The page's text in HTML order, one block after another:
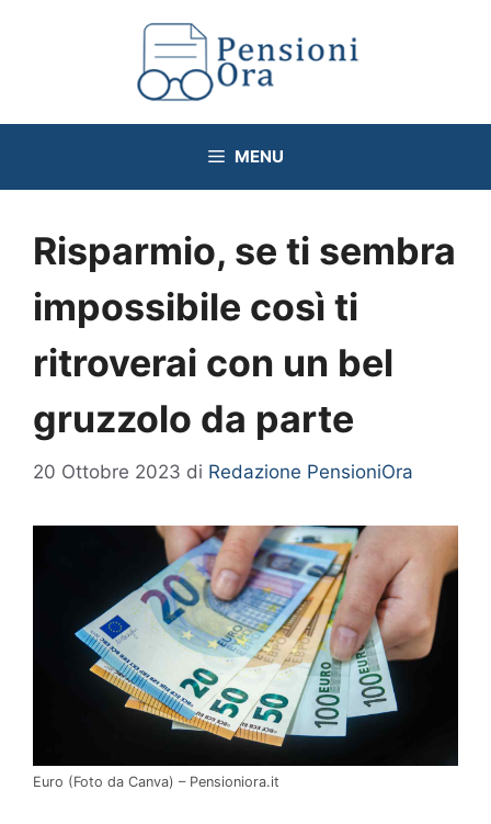
MENU
Risparmio, se ti sembra
impossibile così ti
ritroverai con un bel
gruzzolo da parte
20 Ottobre 2023 di Redazione PensioniOra
Euro (Foto da Canva) – Pensioniora.it